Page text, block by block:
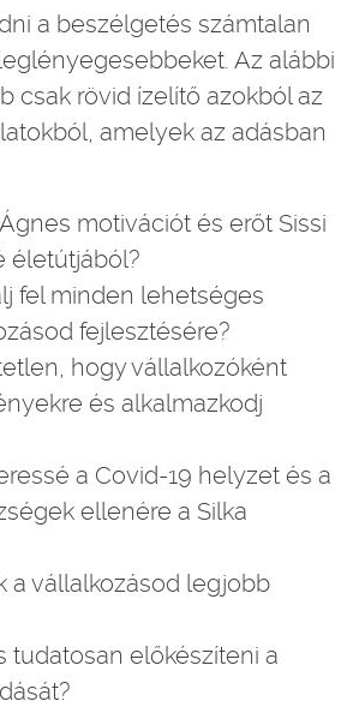
a beszélgetés számtalan
Az alábbi
csak rövid ízelítő azokból az
amelyek az adásban
motivációt és erőt Sissi
életútjából?
fel minden lehetséges
fejlesztésére?
hogy vállalkozóként
és alkalmazkodj
a Covid-19 helyzet és a
ellenére a Silka
a vállalkozásod legjobb
tudatosan előkészíteni a